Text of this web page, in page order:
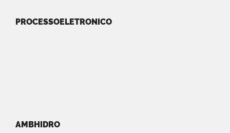
PROCESSOELETRONICO
AMBHIDRO